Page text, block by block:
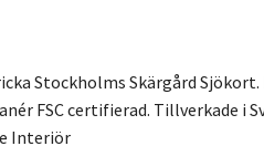
Stockholms Skärgård Sjökort.
FSC certifierad. Tillverkade i
Interiör